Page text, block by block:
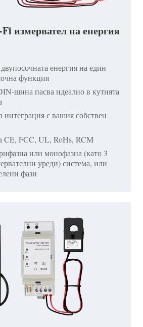
измервател на енергия
енергия на един
функция
шина пасва идеално в кутията
интеграция с вашия собствен
CE, FCC, UL, RoHs, RCM
или монофазна (като 3
уреди) система, или
фази